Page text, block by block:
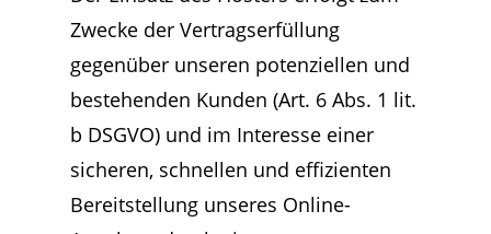
Zwecke der Vertragserfüllung
gegenüber unseren potenziellen und
bestehenden Kunden (Art. 6 Abs. 1 lit.
b DSGVO) und im Interesse einer
sicheren, schnellen und effizienten
Bereitstellung unseres Online-